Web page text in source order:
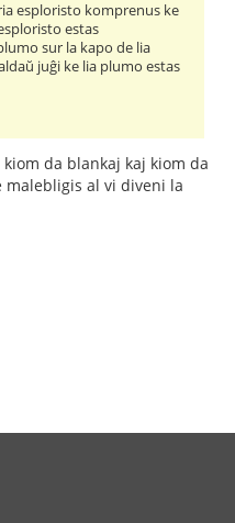
esploristo komprenus ke
estas
sur la kapo de lia
juĝi ke lia plumo estas
da blankaj kaj kiom da
al vi diveni la